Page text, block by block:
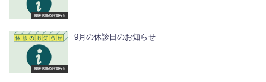
臨時休診のお知らせ
臨時休診のお知らせ
9月の休診日のお知らせ